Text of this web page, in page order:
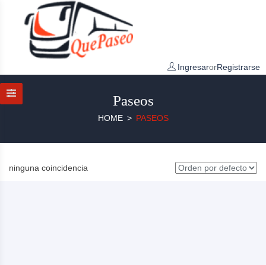
IngresarorRegistrarse
Paseos
HOME PASEOS
ninguna coincidencia